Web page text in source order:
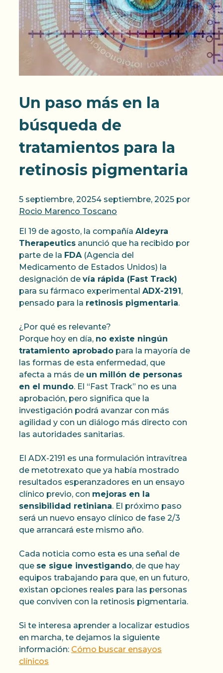
Un paso más en la
búsqueda de
tratamientos para la
retinosis pigmentaria
5 septiembre, 20254 septiembre, 2025 por
Rocio Marenco Toscano
El 19 de agosto, la compañía Aldeyra
Therapeutics anunció que ha recibido por
parte de la FDA(Agencia del
Medicamento de Estados Unidos) la
designación de vía rápida (Fast Track)
para su fármaco experimental ADX-2191,
pensado para la retinosis pigmentaria.
¿Por qué es relevante?
Porque hoy en día, no existe ningún
tratamiento aprobado para la mayoría de
las formas de esta enfermedad, que
afecta a más de un millón de personas
en el mundo. El “Fast Track” no es una
aprobación, pero significa que la
investigación podrá avanzar con más
agilidad y con un diálogo más directo con
las autoridades sanitarias.
El ADX-2191 es una formulación intravítrea
de metotrexato que ya había mostrado
resultados esperanzadores en un ensayo
clínico previo, con mejoras en la
sensibilidad retiniana. El próximo paso
será un nuevo ensayo clínico de fase 2/3
que arrancará este mismo año.
Cada noticia como esta es una señal de
que se sigue investigando, de que hay
equipos trabajando para que, en un futuro,
existan opciones reales para las personas
que conviven con la retinosis pigmentaria.
Si te interesa aprender a localizar estudios
en marcha, te dejamos la siguiente
información: Cómo buscar ensayos
clínicos